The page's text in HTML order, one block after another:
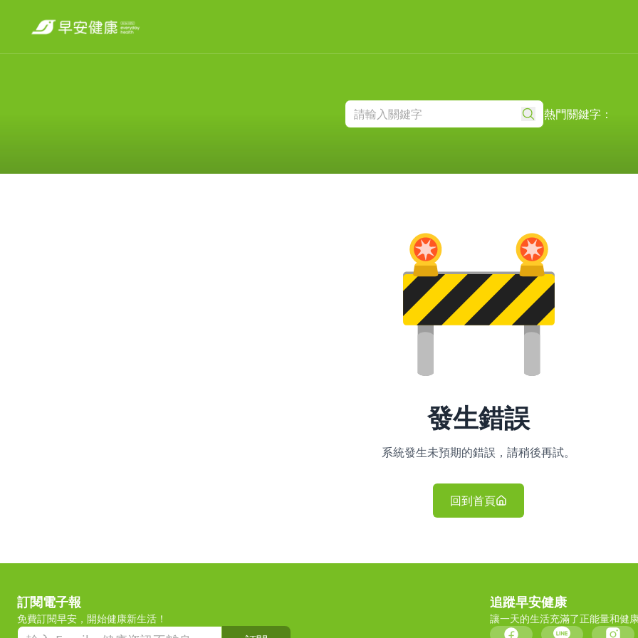
熱門關鍵字：
發生錯誤
系統發生未預期的錯誤，請稍後再試。
回到首頁
訂閱電子報
免費訂閱早安，開始健康新生活！
追蹤早安健康
讓一天的生活充滿了正能量和健